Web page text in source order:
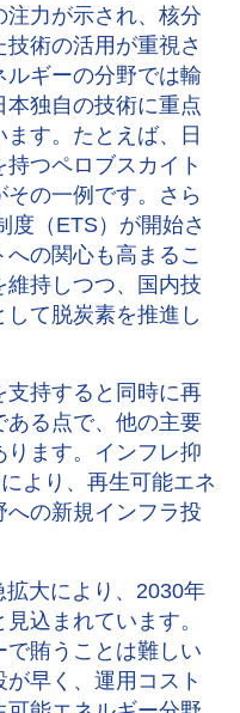
注力が示され、核分
術の活用が重視さ
ギーの分野では輸
本独自の技術に重点
す。たとえば、日
つペロブスカイト
の一例です。さら
度（ ETS）が開始さ
の関心も高まるこ
維持しつつ、国内技
て脱炭素を推進し
持すると同時に再
る点で、他の主要
ります。インフレ抑
より、再生可能エネ
の新規インフラ投
大により、 2030年
込まれています。
賄うことは難しい
早く、運用コスト